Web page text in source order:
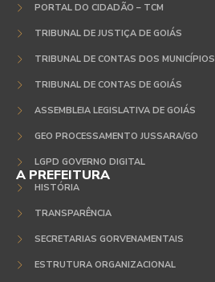
PORTAL DO CIDADÃO – TCM
TRIBUNAL DE JUSTIÇA DE GOIÁS
TRIBUNAL DE CONTAS DOS MUNICÍPIOS
TRIBUNAL DE CONTAS DE GOIÁS
ASSEMBLEIA LEGISLATIVA DE GOIÁS
GEO PROCESSAMENTO JUSSARA/GO
LGPD GOVERNO DIGITAL
A PREFEITURA
HISTÓRIA
TRANSPARÊNCIA
SECRETARIAS GORVENAMENTAIS
ESTRUTURA ORGANIZACIONAL